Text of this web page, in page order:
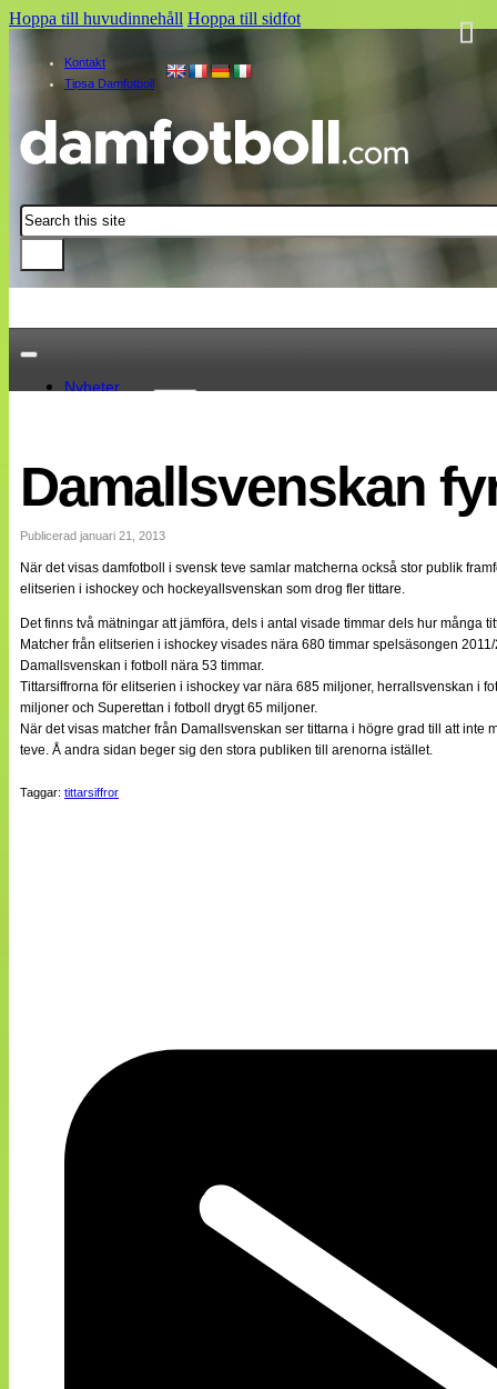
Hoppa till huvudinnehåll Hoppa till sidfot
Kontakt
Tipsa Damfotboll
Sök
Nyheter
Landslaget
EM 2013
Internationellt
Bildreportage
Bloggar
Lagen
Webb-TV
Cuper
Medlemsbilder
Till klubbkassan
NÄTverket
Split vision
Om oss
Statistik
Damallsvenskan
Publicerad januari 21, 2013
När det visas damfotboll i svensk teve samlar matcherna också stor publik
elitserien i ishockey och hockeyallsvenskan som drog fler tittare.
Det finns två mätningar att jämföra, dels i antal visade timmar dels hur många
Matcher från elitserien i ishockey visades nära 680 timmar spelsäsongen
Damallsvenskan i fotboll nära 53 timmar.
Tittarsiffrorna för elitserien i ishockey var nära 685 miljoner, herrallsvenskan i
miljoner och Superettan i fotboll drygt 65 miljoner.
När det visas matcher från Damallsvenskan ser tittarna i högre grad till att
teve. Å andra sidan beger sig den stora publiken till arenorna istället.
Taggar: tittarsiffror